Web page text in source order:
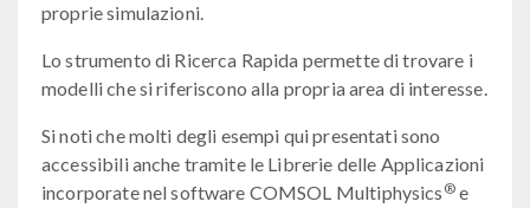
proprie simulazioni.
Lo strumento di Ricerca Rapida permette di trovare i
modelli che si riferiscono alla propria area di interesse.
Si noti che molti degli esempi qui presentati sono
accessibili anche tramite le Librerie delle Applicazioni
incorporate nel software COMSOL Multiphysics ®e